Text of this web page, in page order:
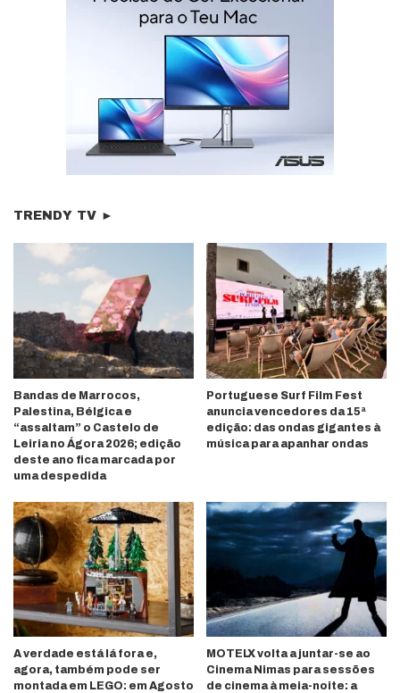
TRENDY TV ►
Bandas de Marrocos,
Palestina, Bélgica e
“assaltam” o Castelo de
Leiria no Ágora 2026; edição
deste ano fica marcada por
uma despedida
Portuguese Surf Film Fest
anuncia vencedores da 15ª
edição: das ondas gigantes à
música para apanhar ondas
A verdade está lá fora e,
agora, também pode ser
montada em LEGO: em Agosto
MOTELX volta a juntar-se ao
Cinema Nimas para sessões
de cinema à meia-noite: a